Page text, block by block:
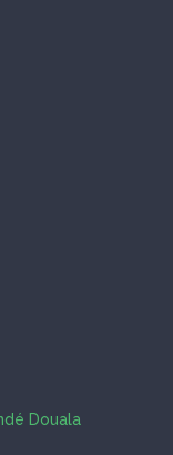
Douala